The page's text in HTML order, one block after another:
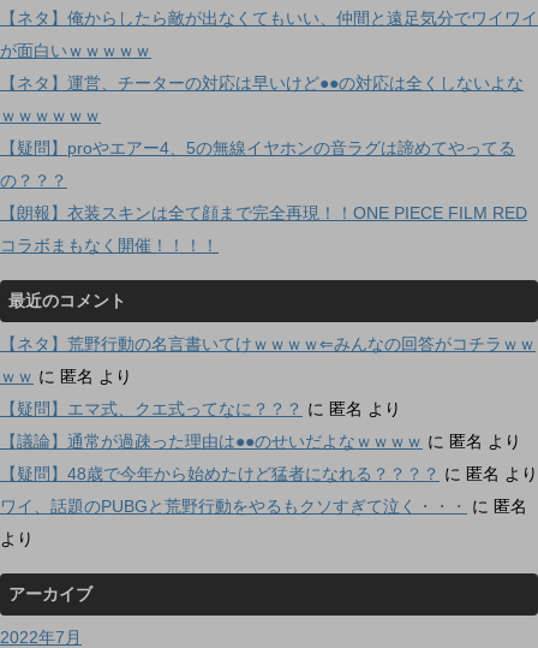
【ネタ】俺からしたら敵が出なくてもいい、仲間と遠足気分でワイワイ
が面白いｗｗｗｗｗ
【ネタ】運営、チーターの対応は早いけど●●の対応は全くしないよな
ｗｗｗｗｗｗ
【疑問】proやエアー4、5の無線イヤホンの音ラグは諦めてやってる
の？？？
【朗報】衣装スキンは全て顔まで完全再現！！ONE PIECE FILM RED
コラボまもなく開催！！！！
最近のコメント
【ネタ】荒野行動の名言書いてけｗｗｗｗ⇐みんなの回答がコチラｗｗ
ｗｗ に 匿名 より
【疑問】エマ式、クエ式ってなに？？？ に 匿名 より
【議論】通常が過疎った理由は●●のせいだよなｗｗｗｗ に 匿名 より
【疑問】48歳で今年から始めたけど猛者になれる？？？？ に 匿名 より
ワイ、話題のPUBGと荒野行動をやるもクソすぎて泣く・・・
に 匿名
より
アーカイブ
2022年7月